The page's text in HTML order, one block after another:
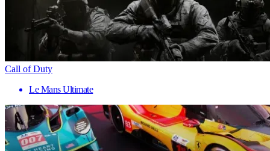
Call of Duty
Le Mans Ultimate